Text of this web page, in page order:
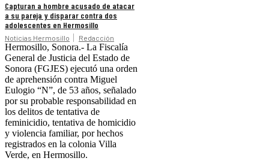
Capturan a hombre acusado de atacar
a su pareja y disparar contra dos
adolescentes en Hermosillo
Noticias Hermosillo Redacción
Hermosillo, Sonora.- La Fiscalía
General de Justicia del Estado de
Sonora (FGJES) ejecutó una orden
de aprehensión contra Miguel
Eulogio “N”, de 53 años, señalado
por su probable responsabilidad en
los delitos de tentativa de
feminicidio, tentativa de homicidio
y violencia familiar, por hechos
registrados en la colonia Villa
Verde, en Hermosillo.